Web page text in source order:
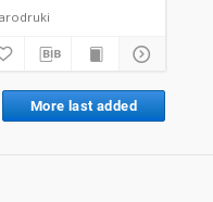
More last added